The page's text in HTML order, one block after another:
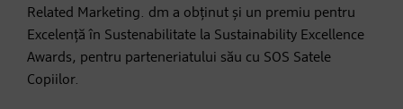
Related Marketing. dm a obținut și un premiu pentru
Excelență în Sustenabilitate la Sustainability Excellence
Awards, pentru parteneriatului său cu SOS Satele
Copiilor.